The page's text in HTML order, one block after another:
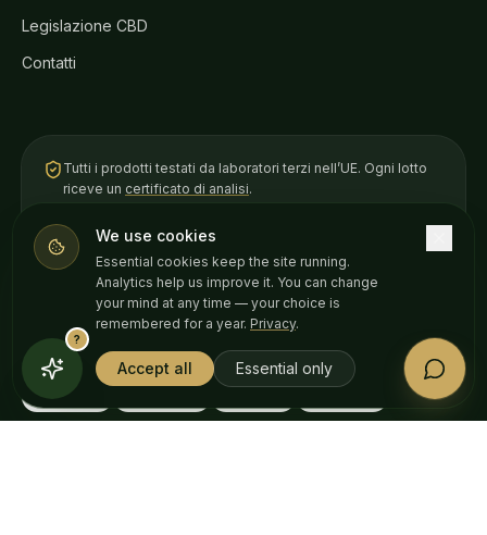
Legislazione CBD
Contatti
Tutti i prodotti testati da laboratori terzi nell’UE. Ogni lotto
riceve un certificato di analisi.
VISA
ACQUISTA IN
English Български Español
Français
Română
We use cookies
Essential cookies keep the site running.
Analytics help us improve it. You can change
your mind at any time — your choice is
remembered for a year. Privacy.
Accept all Essential only
?